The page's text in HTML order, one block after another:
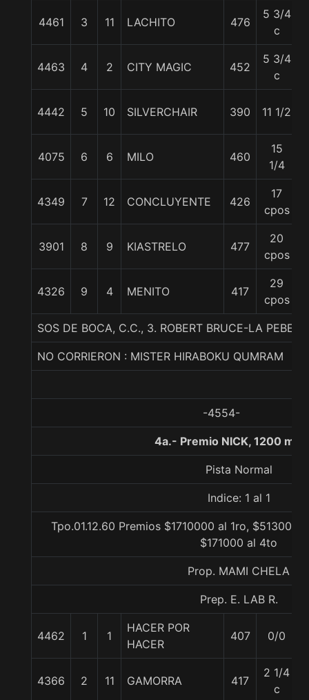
4461 3 11 LACHITO 476
5 3/4
c
4463 4 2 CITY MAGIC 452
5 3/4
c
4442 5 10 SILVERCHAIR 390 11 1/2
4075 6 6 MILO 460
15
1/4
4349 7 12 CONCLUYENTE 426
17
cpos
3901 8 9 KIASTRELO 477
20
cpos
4326 9 4 MENITO 417
29
cpos
SOS DE BOCA, C.C., 3. ROBERT BRUCE-LA
NO CORRIERON : MISTER HIRABOKU QUMRAM
-4554-
4a.- Premio NICK, 1200
Pista Normal
Indice: 1 al 1
Tpo.01.12.60 Premios $1710000 al 1ro,
$171000 al 4to
Prop. MAMI CHELA
Prep. E. LAB R.
4462 1 1
HACER POR
HACER
407 0/0
4366 2 11 GAMORRA 417
2 1/4
c